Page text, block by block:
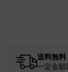
送料無料
一定金